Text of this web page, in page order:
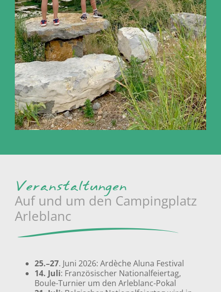
Veranstaltungen
Auf und um den Campingplatz
Arleblanc
25.–27. Juni 2026: Ardèche Aluna Festival
14. Juli: Französischer Nationalfeiertag,
Boule-Turnier um den Arleblanc-Pokal